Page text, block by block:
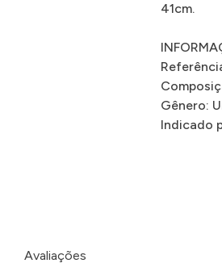
41cm.
Gênero:
Indicado
Avaliações